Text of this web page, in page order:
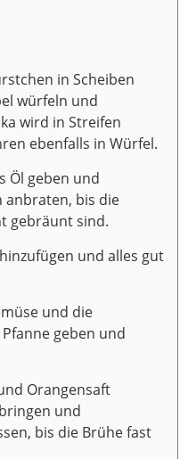
in Scheiben
würfeln und
wird in Streifen
ebenfalls in Würfel.
Öl geben und
anbraten, bis die
gebräunt sind.
und alles gut
und die
geben und
Orangensaft
und
bis die Brühe fast